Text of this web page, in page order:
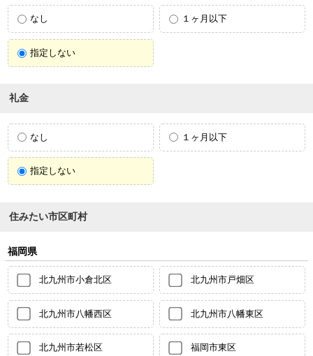
なし １ヶ月以下
指定しない
礼金
なし １ヶ月以下
指定しない
住みたい市区町村
福岡県
北九州市小倉北区 北九州市戸畑区
北九州市八幡西区 北九州市八幡東区
北九州市若松区 福岡市東区